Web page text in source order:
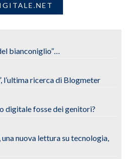
bianconiglio”…
l’ultima ricerca di Blogmeter
digitale fosse dei genitori?
una nuova lettura su tecnologia,